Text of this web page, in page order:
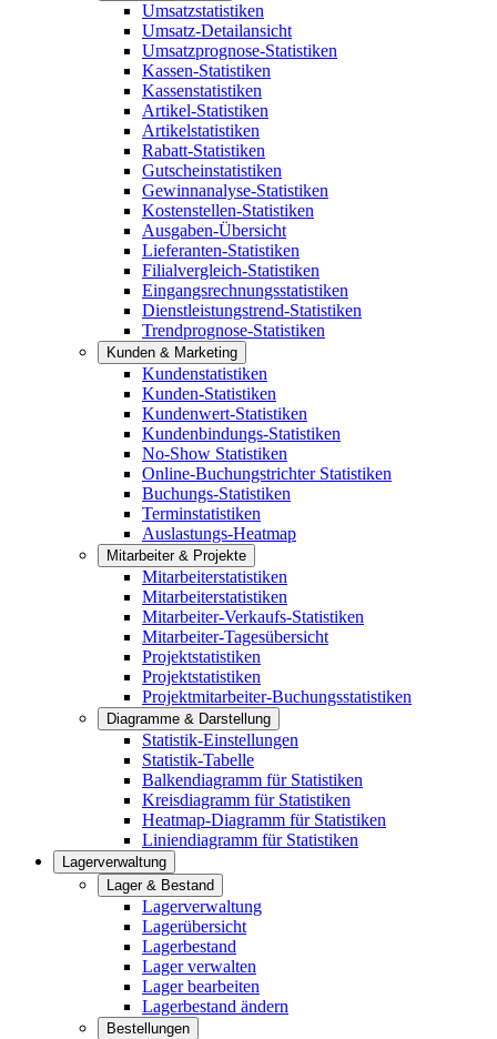
Umsatzstatistiken
Umsatz-Detailansicht
Umsatzprognose-Statistiken
Kassen-Statistiken
Kassenstatistiken
Artikel-Statistiken
Artikelstatistiken
Rabatt-Statistiken
Gutscheinstatistiken
Gewinnanalyse-Statistiken
Kostenstellen-Statistiken
Ausgaben-Übersicht
Lieferanten-Statistiken
Filialvergleich-Statistiken
Eingangsrechnungsstatistiken
Dienstleistungstrend-Statistiken
Trendprognose-Statistiken
Kunden & Marketing
Kundenstatistiken
Kunden-Statistiken
Kundenwert-Statistiken
Kundenbindungs-Statistiken
No-Show Statistiken
Online-Buchungstrichter Statistiken
Buchungs-Statistiken
Terminstatistiken
Auslastungs-Heatmap
Mitarbeiter & Projekte
Mitarbeiterstatistiken
Mitarbeiterstatistiken
Mitarbeiter-Verkaufs-Statistiken
Mitarbeiter-Tagesübersicht
Projektstatistiken
Projektstatistiken
Projektmitarbeiter-Buchungsstatistiken
Diagramme & Darstellung
Statistik-Einstellungen
Statistik-Tabelle
Balkendiagramm für Statistiken
Kreisdiagramm für Statistiken
Heatmap-Diagramm für Statistiken
Liniendiagramm für Statistiken
Lagerverwaltung
Lager & Bestand
Lagerverwaltung
Lagerübersicht
Lagerbestand
Lager verwalten
Lager bearbeiten
Lagerbestand ändern
Bestellungen